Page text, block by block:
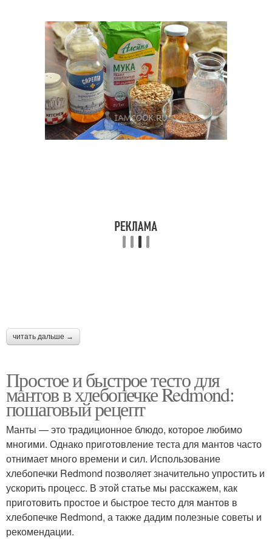
читать дальше →
Простое и быстрое тесто для
мантов в хлебопечке Redmond:
пошаговый рецепт
Манты — это традиционное блюдо, которое любимо
многими. Однако приготовление теста для мантов часто
отнимает много времени и сил. Использование
хлебопечки Redmond позволяет значительно упростить и
ускорить процесс. В этой статье мы расскажем, как
приготовить простое и быстрое тесто для мантов в
хлебопечке Redmond, а также дадим полезные советы и
рекомендации.